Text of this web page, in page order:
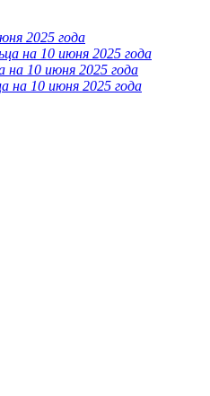
2025 года
на 10 июня 2025 года
на 10 июня 2025 года
на 10 июня 2025 года